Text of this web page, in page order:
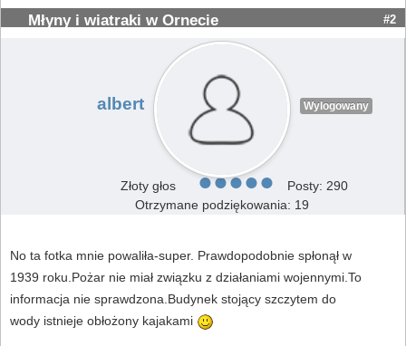
Młyny i wiatraki w Ornecie #2
albert Wylogowany
Złoty głos
Posty: 290
Otrzymane podziękowania: 19
No ta fotka mnie powaliła-super. Prawdopodobnie spłonął w
1939 roku.Pożar nie miał związku z działaniami wojennymi.To
informacja nie sprawdzona.Budynek stojący szczytem do
wody istnieje obłożony kajakami